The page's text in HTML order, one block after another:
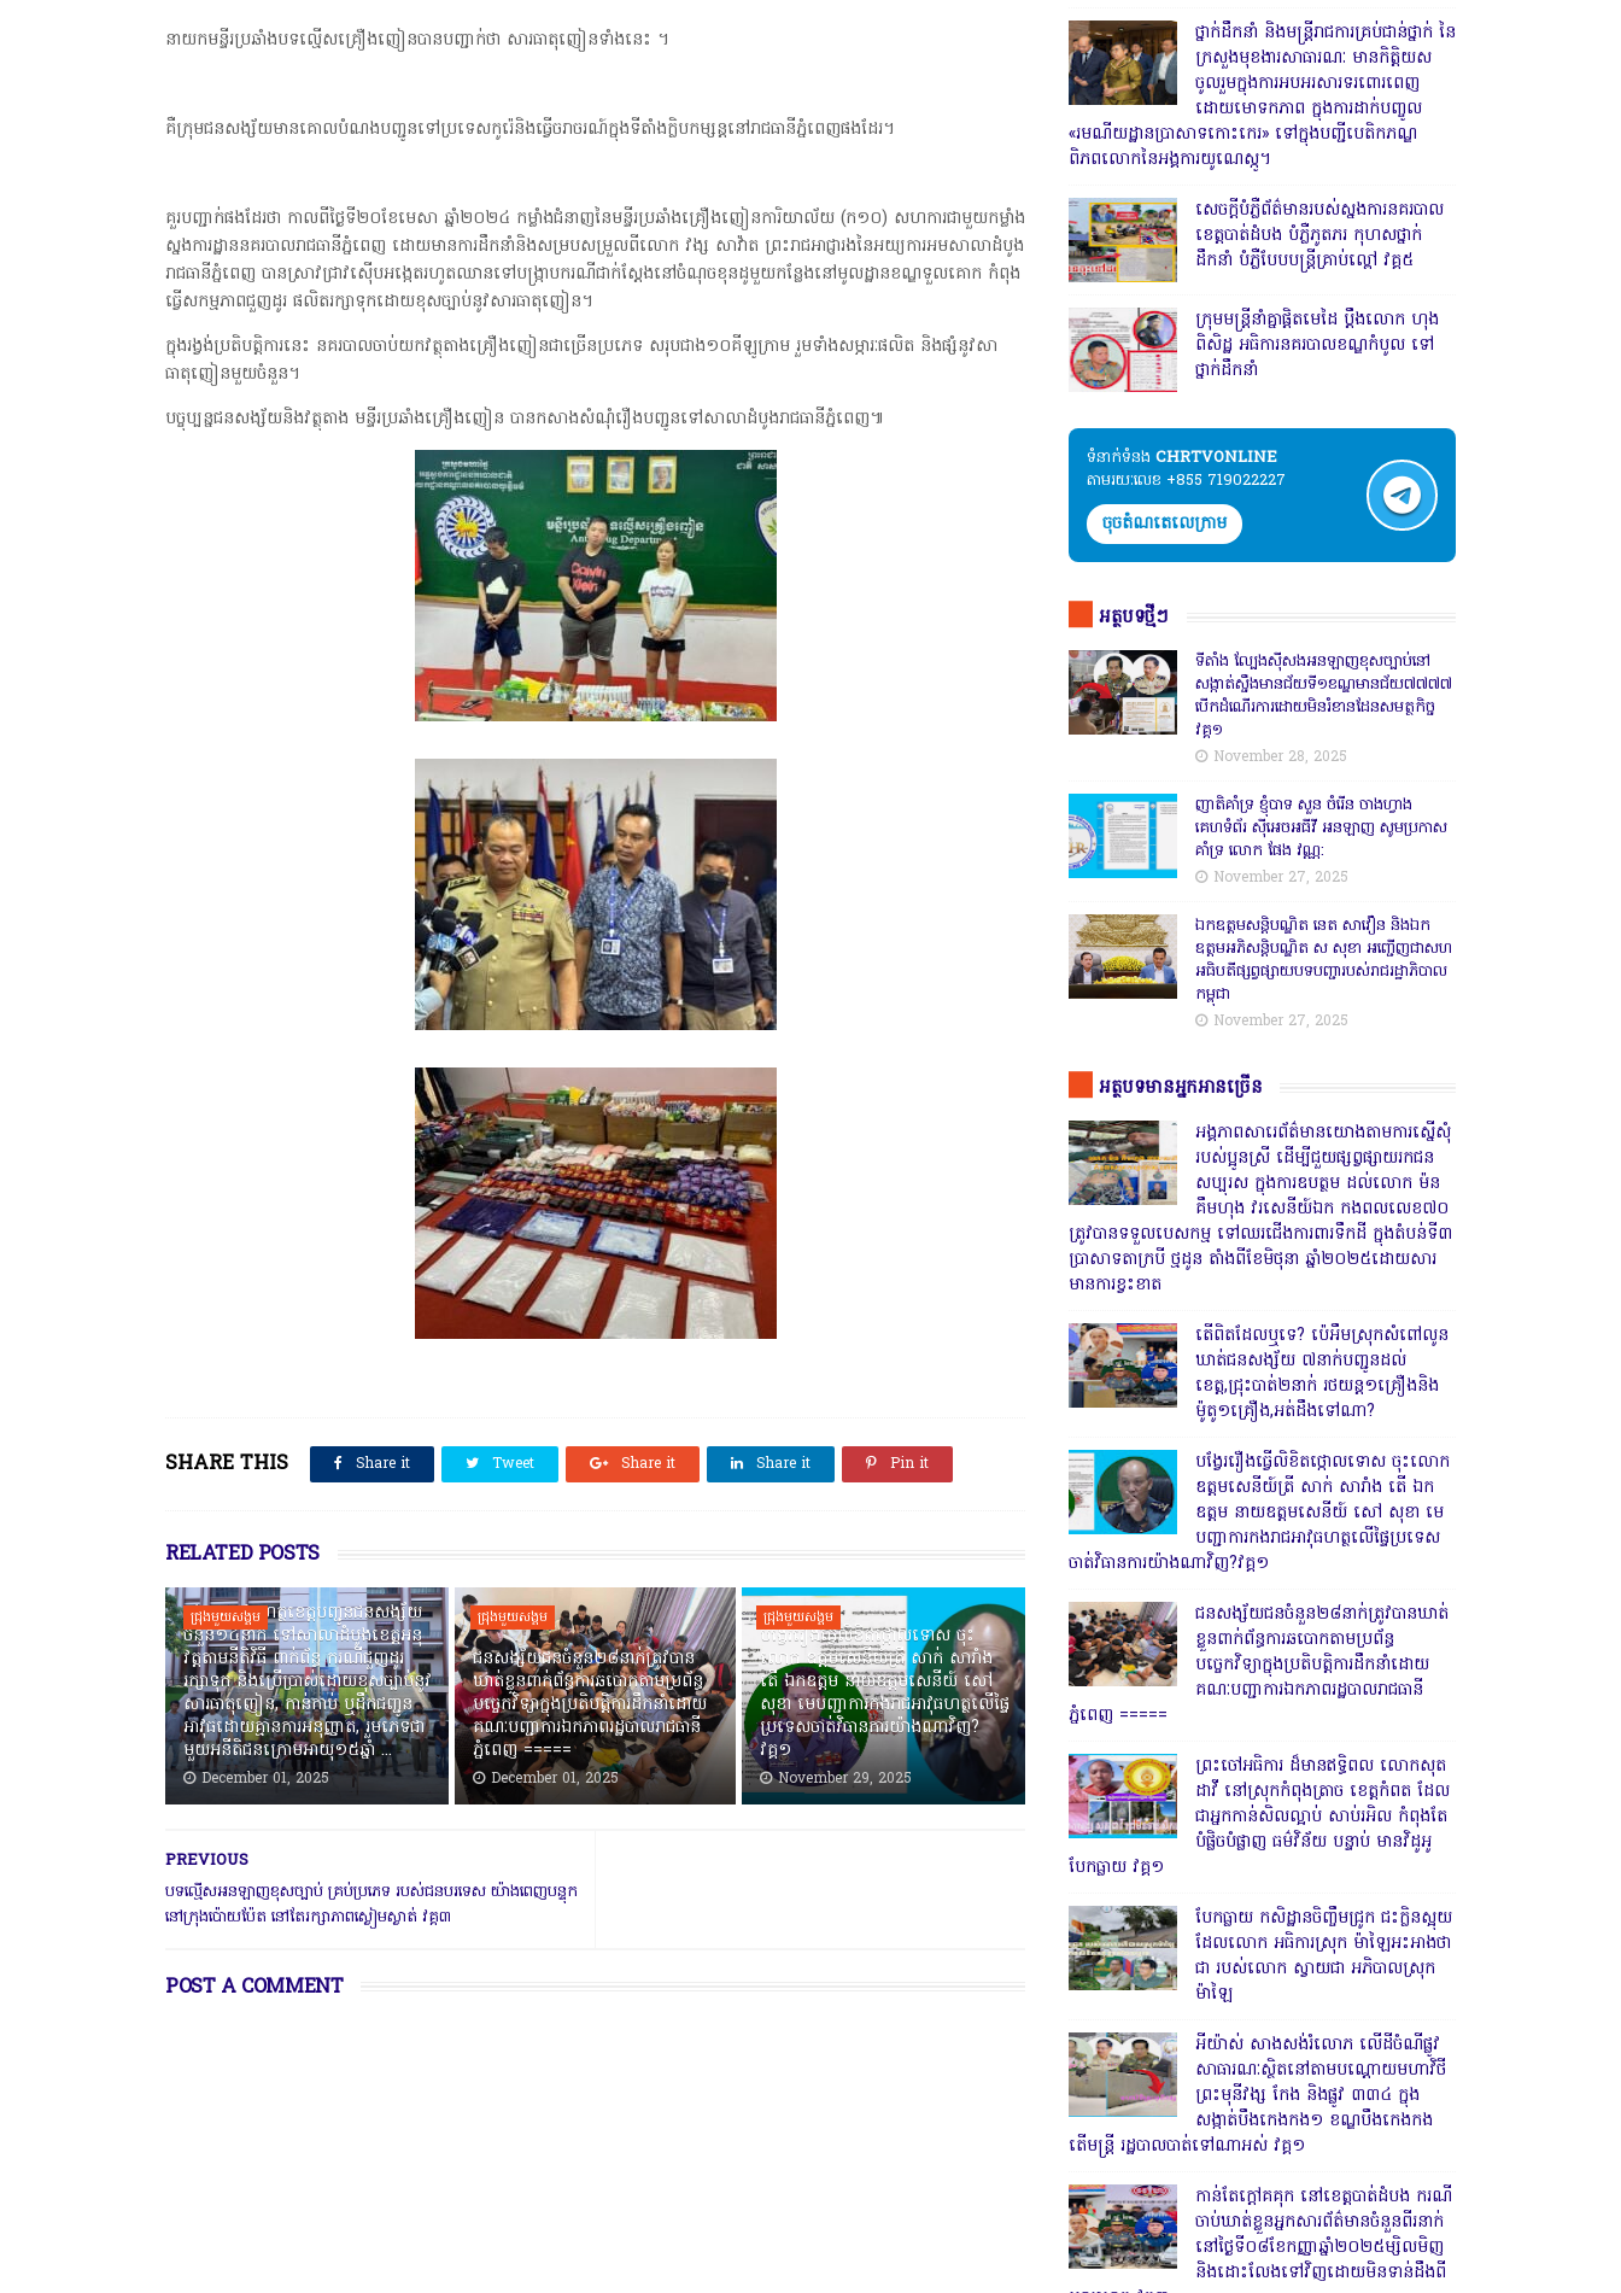
នាយកមន្ទីរប្រឆាំងបទល្មើសគ្រឿងញៀនបានបញ្ជាក់ថា សារធាតុញៀនទាំងនេះ ។
គឺក្រុមជនសង្ស័យមានគោលបំណងបញ្ជូនទៅប្រទេសកូរ៉េនិងធ្វើចរាចរណ៍ក្នុងទីតាំងក្លិបកម្សន្តនៅរាជធានីភ្នំពេញផងដែរ។
គួរបញ្ជាក់ផងដែរថា កាលពីថ្ងៃទី២០ខែមេសា ឆ្នាំ២០២៤ កម្លាំងជំនាញនៃមន្ទីរប្រឆាំងគ្រឿងញៀនការិយាល័យ (ក១០) សហការជាមួយកម្លាំង
ស្នងការដ្ឋាននគរបាលរាជធានីភ្នំពេញ ដោយមានការដឹកនាំនិងសម្របសម្រួលពីលោក វង្ស សាវ៉ាត ព្រះរាជអាជ្ញារងនៃអយ្យការអមសាលាដំបូង
រាជធានីភ្នំពេញ បានស្រាវជ្រាវស៊ើបអង្កេតរហូតឈានទៅបង្ក្រាបករណីជាក់ស្តែងនៅចំណុចខុនដូមួយកន្លែងនៅមូលដ្ឋានខណ្ឌទួលគោក កំពុង
ធ្វើសកម្មភាពជួញដូរ ផលិតរក្សាទុកដោយខុសច្បាប់នូវសារធាតុញៀន។
ក្នុងរង្វង់ប្រតិបត្តិការនេះ នគរបាលចាប់យកវត្ថុតាងគ្រឿងញៀនជាច្រើនប្រភេទ សរុបជាង១០គីឡូក្រាម រួមទាំងសម្ភារៈផលិត និងផ្សំនូវសា
ធាតុញៀនមួយចំនួន។
បច្ចុប្បន្នជនសង្ស័យនិងវត្ថុតាង មន្ទីរប្រឆាំងគ្រឿងញៀន បានកសាងសំណុំរឿងបញ្ជូនទៅសាលាដំបូងរាជធានីភ្នំពេញ៕
SHARE THIS Share it Tweet Share it Share it Pin it
RELATED POSTS
ជ្រុងមួយសង្គម
កងរាជឣាវុធហត្ថខេត្តបញ្ជូនជនសង្ស័យ
ចំនួន១៤នាក់ ទៅសាលាដំបូងខេត្តឣនុ
វត្តតាមនីតិវិធី ពាក់ព័ន្ធ ករណីជួញដូរ
រក្សាទុក និងប្រើប្រាស់ដោយខុសច្បាប់នូវ
សារធាតុញៀន, កាន់កាប់ ឬដឹកជញ្ជូន
អាវុធដោយគ្មានការអនុញ្ញាត, រួមភេទជា
មួយអនីតិជនក្រោមអាយុ១៥ឆ្នាំ ...
December 01, 2025
ជ្រុងមួយសង្គម
ជនសង្ស័យជនចំនួន២៨នាក់ត្រូវបាន
ឃាត់ខ្លួនពាក់ព័ន្ធការឆបោកតាមប្រព័ន្ធ
បច្ចេកវិទ្យាក្នុងប្រតិបត្តិការដឹកនាំដោយ
គណៈបញ្ជាការឯកភាពរដ្ឋបាលរាជធានី
ភ្នំពេញ ‎=====
December 01, 2025
ជ្រុងមួយសង្គម
បង្វែររឿងធ្វើលិខិតថ្កោលទោស ចុះ
លោក ឧត្តមសេនីយ៍ត្រី សាក់ សារាំង
តើ ឯកឧត្តម នាយឧត្តមសេនីយ៍ សៅ
សុខា មេបញ្ជាការកងរាជអាវុធហត្ថលើផ្ទៃ
ប្រទេសចាត់វិធានការយ៉ាងណាវិញ?
វគ្គ១
November 29, 2025
PREVIOUS
បទល្មើសអនឡាញខុសច្បាប់ គ្រប់ប្រភេទ របស់ជនបរទេស យ៉ាងពេញបន្ទុក
នៅក្រុងប៉ោយប៉ែត នៅតែរក្សាភាពស្ងៀមស្ងាត់ វគ្គ៣
POST A COMMENT
ថ្នាក់ដឹកនាំ និងមន្ត្រីរាជការគ្រប់ជាន់ថ្នាក់ នៃ
ក្រសួងមុខងារសាធារណៈ មានកិត្តិយស
ចូលរួមក្នុងការអបអរសារទរពោរពេញ
ដោយមោទកភាព ក្នុងការដាក់បញ្ចូល
«រមណីយដ្ឋានប្រាសាទកោះកេរ» ទៅក្នុងបញ្ជីបេតិកភណ្ឌ
ពិភពលោកនៃអង្គការយូណេស្កូ។
សេចក្តីបំភ្លឺព័ត៌មានរបស់ស្នងការនគរបាល
ខេត្តបាត់ដំបង បំភ្លឺភូតភរ កុហសថ្នាក់
ដឹកនាំ បំភ្លឺបែបបន្ត្រីគ្រាប់ល្ពៅ វគ្គ៥
ក្រុមមន្ត្រីនាំគ្នាផ្ដិតមេដៃ ប្ដឹងលោក ហុង
ពិសិដ្ឋ អធិការនគរបាលខណ្ឌកំបូល ទៅ
ថ្នាក់ដឹកនាំ
ទំនាក់ទំនង​​ CHRTVONLINE
តាមរយៈលេខ +855 719022227
ចុចតំណតេលេក្រាម
អត្ថបទថ្មីៗ
ទីតាំង ល្បែងស៊ីសងអនឡាញខុសច្បាប់នៅ
សង្កាត់សឹ្ចងមានជ័យទី១ខណ្ឌមានជ័យ៧៧៧៧
បើកដំណើរការដោយមិនរំខានដែនសមត្ថកិច្ច
វគ្គ១
November 28, 2025
ញាតិគាំទ្រ ខ្ញុំបាទ សួន ចំរើន ចាងហ្វាង
គេហទំព័រ ស៊ីអេចអធីវី អនឡាញ សូមប្រកាស
គាំទ្រ លោក ផែង វណ្ណ:
November 27, 2025
ឯកឧត្តមសន្តិបណ្ឌិត នេត សាវឿន និងឯក
ឧត្តមអភិសន្តិបណ្ឌិត ស សុខា អញ្ជើញជាសហ
អធិបតីផ្សព្វផ្សាយបទបញ្ជារបស់រាជរដ្ឋាភិបាល
កម្ពុជា
November 27, 2025
អត្ថបទមានអ្នកអានច្រើន
អង្គភាពសារេព័ត៌មានយោងតាមការស្នើសុំ
របស់ប្អូនស្រី ដើម្បីជួយផ្សព្វផ្សាយរកជន
សប្បុរស ក្នុងការឧបត្ថម ដល់លោក ម៉ន
គឹមហុង វរសេនីយ៍ឯក កងពលលេខ៧០
ត្រូវបានទទួលបេសកម្ម ទៅឈរជើងការពារទឹកដី ក្នុងតំបន់ទី៣
ប្រាសាទតាក្របី ថ្មដូន តាំងពីខែមិថុនា ឆ្នាំ២០២៥ដោយសារ
មានការខ្វះខាត
តើពិតដែលឬទេ? ប៉េអឹមស្រុកសំពៅលូន
ឃាត់ជនសង្ស័យ ៧នាក់បញ្ជូនដល់
ខេត្ត,ជ្រុះបាត់២នាក់ រថយន្ត១គ្រឿងនិង
ម៉ូតូ១គ្រឿង,អត់ដឹងទៅណា?
បង្វែររឿងធ្វើលិខិតថ្កោលទោស ចុះលោក
ឧត្តមសេនីយ៍ត្រី សាក់ សារាំង តើ ឯក
ឧត្តម នាយឧត្តមសេនីយ៍ សៅ សុខា មេ
បញ្ជាការកងរាជអាវុធហត្ថលើផ្ទៃប្រទេស
ចាត់វិធានការយ៉ាងណាវិញ?វគ្គ១
ជនសង្ស័យជនចំនួន២៨នាក់ត្រូវបានឃាត់
ខ្លួនពាក់ព័ន្ធការឆបោកតាមប្រព័ន្ធ
បច្ចេកវិទ្យាក្នុងប្រតិបត្តិការដឹកនាំដោយ
គណៈបញ្ជាការឯកភាពរដ្ឋបាលរាជធានី
ភ្នំពេញ ‎=====
ព្រះចៅអធិការ ដ៏មានឥទ្ធិពល លោកសុត
ដាវី នៅស្រុកកំពុងត្រាច ខេត្តកំពត ដែល
ជាអ្នកកាន់សិលល្អាប់ សាប់រអិល កំពុងតែ
បំផ្លិចបំផ្លាញ ធម៌វិន័យ បន្ទាប់ មានវិដូអូ
បែកធ្លាយ វគ្គ១
បែកធ្លាយ កសិដ្ឋានចិញ្ចឹមជ្រូក ជះក្លិនស្អុយ
ដែលលោក អធិការស្រុក ម៉ាឡៃអះអាងថា
ជា របស់លោក ស្វាយជា អភិបាលស្រុក
ម៉ាឡៃ
អីយ៉ាស់ សាងសង់រំលោភ លើដីចំណីផ្លូវ
សាធារណៈស្ថិតនៅតាមបណ្ដោយមហាវិថី
ព្រះមុនីវង្ស កែង និងផ្លូវ ៣៣៤ ក្នុង
សង្កាត់បឹងកេងកង១ ខណ្ឌបឹងកេងកង
តើមន្ត្រី រដ្ឋបាលបាត់ទៅណាអស់ វគ្គ១
កាន់តែក្តៅគគុក នៅខេត្តបាត់ដំបង ករណី
ចាប់ឃាត់ខ្លួនអ្នកសារព័ត៌មានចំនួនពីរនាក់
នៅថ្ងៃទី០៨ខែកញ្ញាឆ្នាំ២០២៥ម្សិលមិញ
និងដោះលែងទៅវិញដោយមិនទាន់ដឹងពី